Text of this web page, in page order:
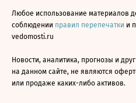
Любое использование материалов
соблюдении правил перепечатки и
vedomosti.ru
Новости, аналитика, прогнозы и
на данном сайте, не являются
или продаже каких-либо активов.